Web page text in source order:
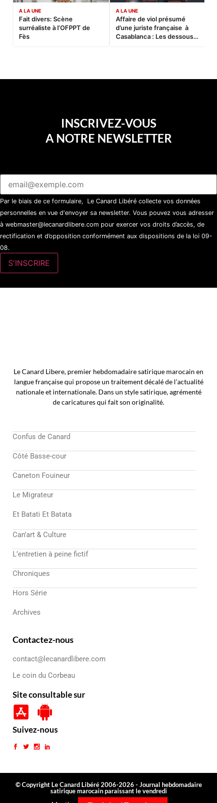
A LA UNE
Fait divers: Scène
surréaliste à l’OFPPT de
Fès
A LA UNE
Affaire de viol présumé
d’une juriste française à
Casablanca : Les dessous
INSCRIVEZ-VOUS
A NOTRE NEWSLETTER
Par le biais de ce formulaire, Le Canard Libéré collecte vos données
personnelles en vue d'envoyer sa newsletter. Vous pouvez vous adresser
à webmaster@lecanardlibere.com pour exercer vos droits d’accès, de
rectification et d’opposition conformément aux dispositions de la loi 09-
08.
Le Canard Libere, premier hebdomadaire satirique marocain en
langue française qui propose un traitement décalé de l’actualité
nationale et internationale. Dans un style satirique, agrémenté
de caricatures qui fait son originalité.
Confus de Canard
Côté Basse-cour
Caneton Fouineur
Le Migrateur
Et Batati Et Batata
Can’art & Culture
L’entretien à peine fictif
Chroniques
Hors Série
Archives
Contactez-nous
contact@lecanardlibere.com
Le coin du Corbeau
Site consultable sur
Suivez-nous
© Copyright Le Canard Libéré 2006-2026 - Journal hebdomadaire
satirique marocain paraissant le vendredi